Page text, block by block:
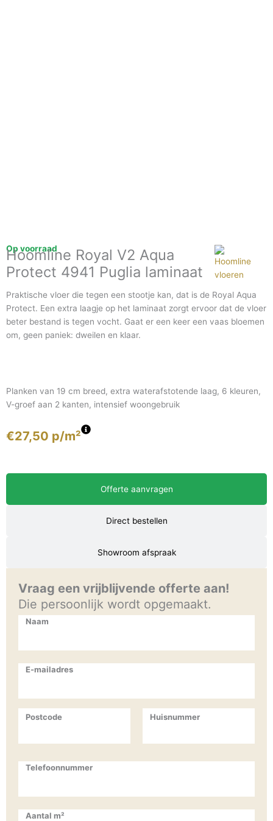
Op voorraad
Hoomline Royal V2 Aqua
Protect 4941 Puglia laminaat
Praktische vloer die tegen een stootje kan, dat is de Royal Aqua
Protect. Een extra laagje op het laminaat zorgt ervoor dat de vloer
beter bestand is tegen vocht. Gaat er een keer een vaas bloemen
om, geen paniek: dweilen en klaar.
Planken van 19 cm breed, extra waterafstotende laag, 6 kleuren,
V-groef aan 2 kanten, intensief woongebruik
€27,50 p/m²
Offerte aanvragen
Direct bestellen
Showroom afspraak
Vraag een vrijblijvende offerte aan!
Die persoonlijk wordt opgemaakt.
Naam
E-mailadres
Huisnummer
Postcode
Telefoonnummer
Aantal m²